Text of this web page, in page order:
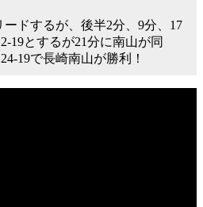
ドするが、後半2分、9分、17
19とするが21分に南山が同
19で長崎南山が勝利！